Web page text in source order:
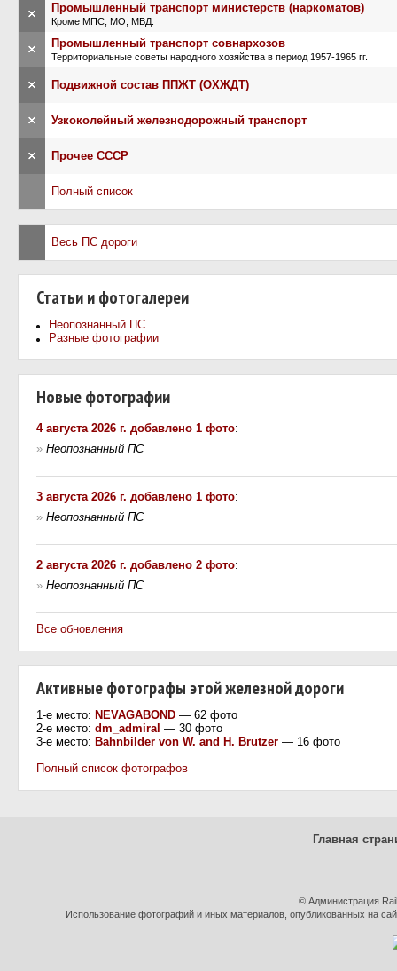
× Промышленный транспорт министерств (наркоматов)
Кроме МПС, МО, МВД.
× Промышленный транспорт совнархозов
Территориальные советы народного хозяйства в период 1957-1965 гг.
× Подвижной состав ППЖТ (ОХЖДТ)
× Узкоколейный железнодорожный транспорт
× Прочее СССР
Полный список
Весь ПС дороги
Статьи и фотогалереи
Неопознанный ПС
Разные фотографии
Новые фотографии
4 августа 2026 г. добавлено 1 фото:
» Неопознанный ПС
3 августа 2026 г. добавлено 1 фото:
» Неопознанный ПС
2 августа 2026 г. добавлено 2 фото:
» Неопознанный ПС
Все обновления
Активные фотографы этой железной дороги
1-е место: NEVAGABOND — 62 фото
2-е место: dm_admiral — 30 фото
3-е место: Bahnbilder von W. and H. Brutzer — 16 фото
Полный список фотографов
Главная
© Администрация
Использование фотографий и иных материалов, опубликованных на